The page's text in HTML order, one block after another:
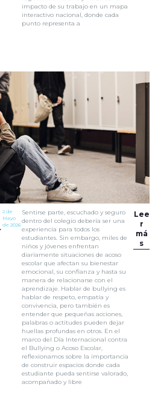
impacto de su trabajo en un mapa
interactivo nacional, donde cada
punto representa a
2 de
Mayo
de 2026
Sentirse parte, escuchado y seguro
dentro del colegio debería ser una
experiencia para todos los
estudiantes. Sin embargo, miles de
niños y jóvenes enfrentan
diariamente situaciones de acoso
escolar que afectan su bienestar
emocional, su confianza y hasta su
manera de relacionarse con el
aprendizaje. Hablar de bullying es
hablar de respeto, empatía y
convivencia, pero también es
entender que pequeñas acciones,
palabras o actitudes pueden dejar
huellas profundas en otros. En el
marco del Día Internacional contra
el Bullying o Acoso Escolar,
reflexionamos sobre la importancia
de construir espacios donde cada
estudiante pueda sentirse valorado,
acompañado y libre
Lee
r
má
s